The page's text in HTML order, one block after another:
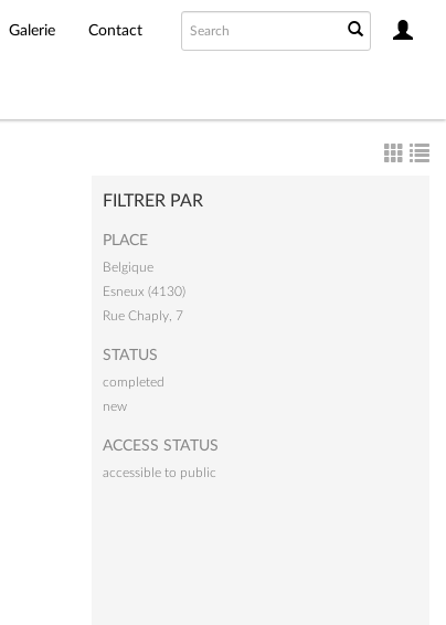
Galerie Contact
FILTRER PAR
PLACE
Belgique
Esneux (4130)
Rue Chaply, 7
STATUS
completed
new
ACCESS STATUS
accessible to public